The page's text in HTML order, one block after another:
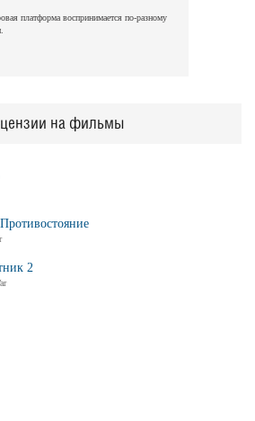
платформа воспринимается по-разному
на фильмы
2